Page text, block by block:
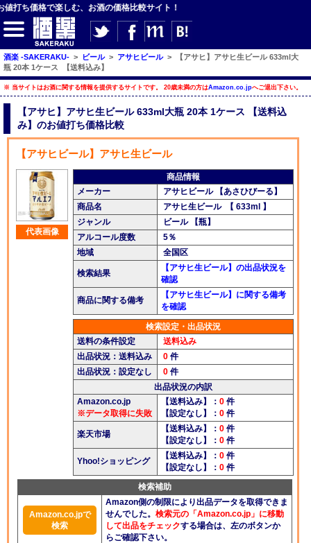
格で楽しむ、お酒の価格比較サイト！
【サイト内検索】
検索
【ジャンルメニュー】
ビール
発泡酒・新ジャンル
チューハイ・カクテル
ハイボール・水割り
酒楽ブログ
酒楽 -SAKERAKU- > ビール > アサヒビール >
【アサヒ】アサヒ生ビール 633ml大
瓶 20本 1ケース 【送料込み】
※ 当サイトはお酒に関する情報を提供するサイトです。 20歳未満の方はAmazon.co.jpへご退出下さい。
【アサヒ】アサヒ生ビール 633ml大瓶 20本 1ケース 【送料込
み】のお値打ち価格比較
【アサヒビール】アサヒ生ビール
代表画像
商品情報
メーカー
アサヒビール 【あさひびーる】
商品名
アサヒ生ビール 【 633ml 】
ジャンル
ビール 【瓶】
アルコール度数
5％
地域
全国区
検索結果
【アサヒ生ビール】の出品状況を
確認
商品に関する備考
【アサヒ生ビール】に関する備考
を確認
検索設定・出品状況
送料の条件設定
送料込み
出品状況：送料込み
0 件
出品状況：設定なし
0 件
出品状況の内訳
Amazon.co.jp
※データ取得に失敗
【送料込み】： 0 件
【設定なし】： 0 件
楽天市場
【送料込み】： 0 件
【設定なし】： 0 件
Yhoo!ショッピング
【送料込み】： 0 件
【設定なし】： 0 件
検索補助
Amazon.co.jpで
検索
Amazon側の制限により出品データを取得できま
せんでした。 検索元の「Amazon.co.jp」に移動
して出品をチェックする場合は、左のボタンか
らご確認下さい。